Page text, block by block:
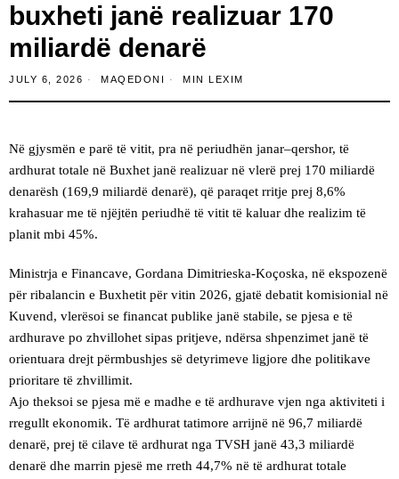
buxheti janë realizuar 170
miliardë denarë
JULY 6, 2026 MAQEDONI MIN LEXIM
Në gjysmën e parë të vitit, pra në periudhën janar–qershor, të
ardhurat totale në Buxhet janë realizuar në vlerë prej 170 miliardë
denarësh (169,9 miliardë denarë), që paraqet rritje prej 8,6%
krahasuar me të njëjtën periudhë të vitit të kaluar dhe realizim të
planit mbi 45%.
Ministrja e Financave, Gordana Dimitrieska‑Koçoska, në ekspozenë
për ribalancin e Buxhetit për vitin 2026, gjatë debatit komisionial në
Kuvend, vlerësoi se financat publike janë stabile, se pjesa e të
ardhurave po zhvillohet sipas pritjeve, ndërsa shpenzimet janë të
orientuara drejt përmbushjes së detyrimeve ligjore dhe politikave
prioritare të zhvillimit.
Ajo theksoi se pjesa më e madhe e të ardhurave vjen nga aktiviteti i
rregullt ekonomik. Të ardhurat tatimore arrijnë në 96,7 miliardë
denarë, prej të cilave të ardhurat nga TVSH janë 43,3 miliardë
denarë dhe marrin pjesë me rreth 44,7% në të ardhurat totale